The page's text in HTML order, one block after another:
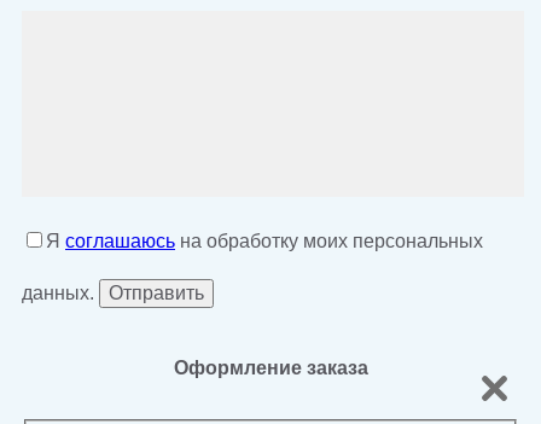
Я соглашаюсь на обработку моих персональных
данных.
Оформление заказа